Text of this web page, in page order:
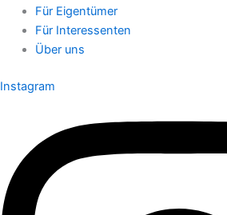
Für Eigentümer
Für Interessenten
Über uns
Instagram